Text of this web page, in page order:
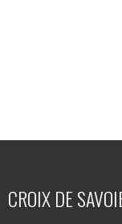
CROIX DE